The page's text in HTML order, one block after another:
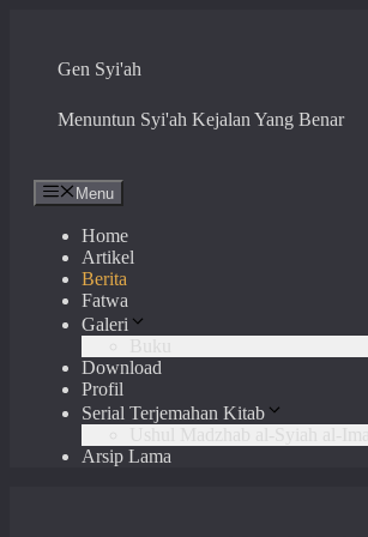
contentGen Syi'ah
Menuntun Syi'ah Kejalan Yang Benar
Menu
Home
Artikel
Berita
Fatwa
Galeri
Download
Profil
Serial Terjemahan Kitab
Arsip Lama